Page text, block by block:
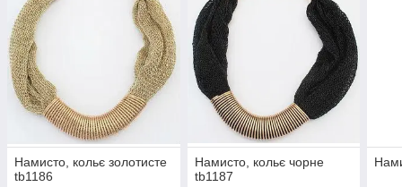
Намисто, кольє золотисте
tb1186
Намисто, кольє чорне
tb1187